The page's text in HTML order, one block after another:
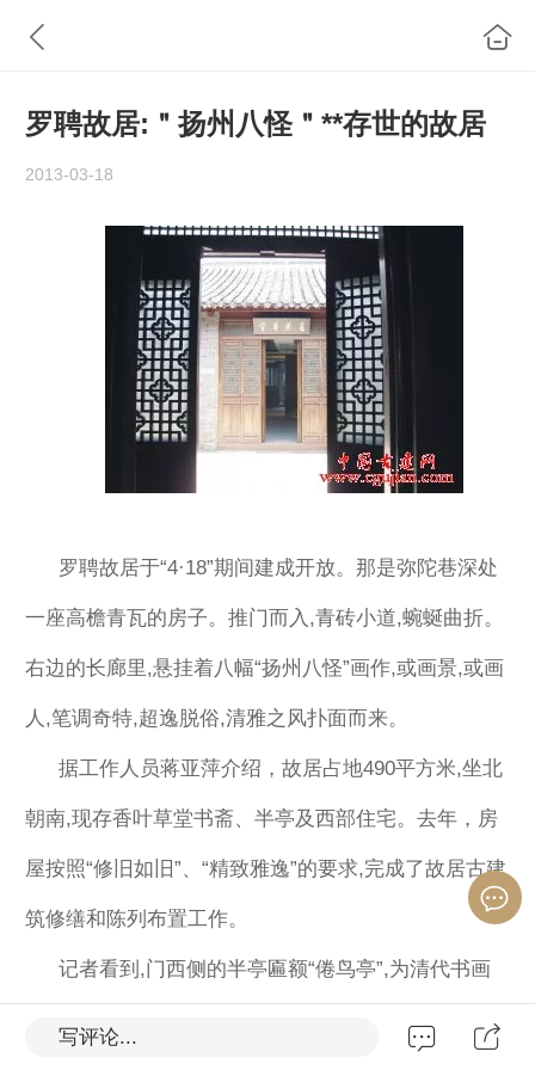
罗聘故居:＂扬州八怪＂**存世的故居
2013-03-18
罗聘故居于“4·18”期间建成开放。那是弥陀巷深处
一座高檐青瓦的房子。推门而入,青砖小道,蜿蜒曲折。
右边的长廊里,悬挂着八幅“扬州八怪”画作,或画景,或画
人,笔调奇特,超逸脱俗,清雅之风扑面而来。
据工作人员蒋亚萍介绍，故居占地490平方米,坐北
朝南,现存香叶草堂书斋、半亭及西部住宅。去年，房
屋按照“修旧如旧”、“精致雅逸”的要求,完成了故居古建
筑修缮和陈列布置工作。
记者看到,门西侧的半亭匾额“倦鸟亭”,为清代书画
篆刻名家、仪征人吴让之所题。故居四周的屋檐石也
写评论...